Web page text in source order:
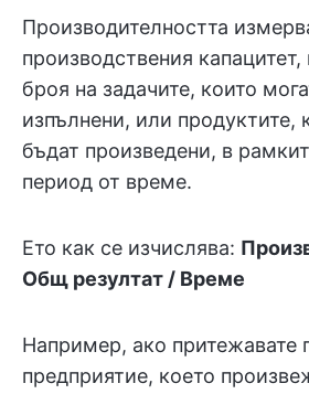
Производителността
производствения
броя на задачите, които
изпълнени, или продуктите,
бъдат произведени, в
период от време.
Ето как се изчислява:
Общ резултат / Време
Например, ако притежавате
предприятие, което